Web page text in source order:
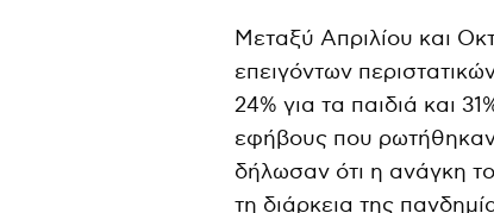
Μεταξύ Απριλίου και
επειγόντων
24% για τα παιδιά και
εφήβους που ρωτήθηκαν
δήλωσαν ότι η ανάγκη
τη διάρκεια της